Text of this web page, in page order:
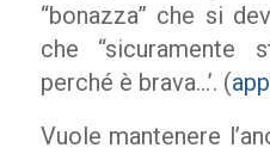
“bonazza” che si
che “sicuramente
perché è brava…’. (
Vuole mantenere